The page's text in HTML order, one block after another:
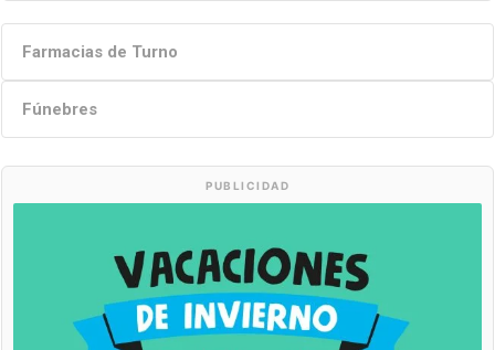
Farmacias de Turno
Fúnebres
PUBLICIDAD